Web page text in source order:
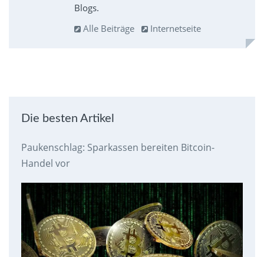
Blogs.
Alle Beiträge
Internetseite
Die besten Artikel
Paukenschlag: Sparkassen bereiten Bitcoin-
Handel vor